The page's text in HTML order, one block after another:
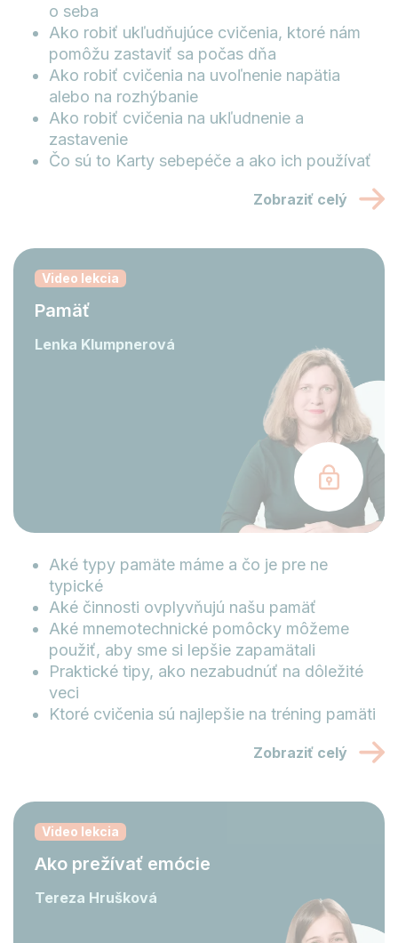
o seba
Ako robiť ukľudňujúce cvičenia, ktoré nám
pomôžu zastaviť sa počas dňa
Ako robiť cvičenia na uvoľnenie napätia
alebo na rozhýbanie
Ako robiť cvičenia na ukľudnenie a
zastavenie
Čo sú to Karty sebepéče a ako ich používať
Zobraziť celý
Video lekcia
Pamäť
Lenka Klumpnerová
Aké typy pamäte máme a čo je pre ne
typické
Aké činnosti ovplyvňujú našu pamäť
Aké mnemotechnické pomôcky môžeme
použiť, aby sme si lepšie zapamätali
Praktické tipy, ako nezabudnúť na dôležité
veci
Ktoré cvičenia sú najlepšie na tréning pamäti
Zobraziť celý
Video lekcia
Ako prežívať emócie
Tereza Hrušková